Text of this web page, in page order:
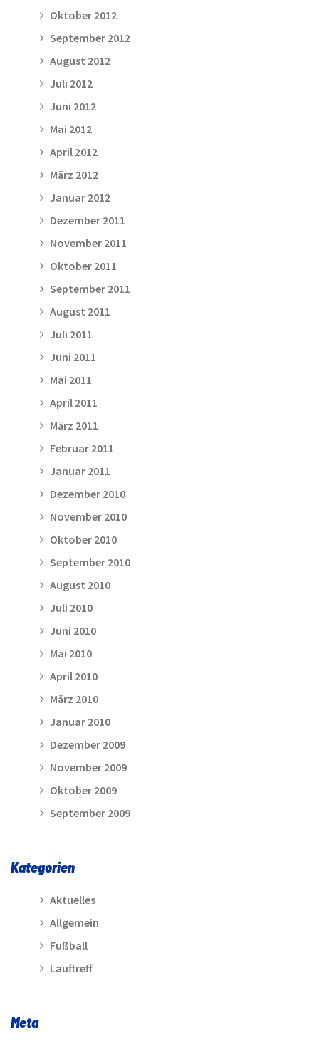
Oktober 2012
September 2012
August 2012
Juli 2012
Juni 2012
Mai 2012
April 2012
März 2012
Januar 2012
Dezember 2011
November 2011
Oktober 2011
September 2011
August 2011
Juli 2011
Juni 2011
Mai 2011
April 2011
März 2011
Februar 2011
Januar 2011
Dezember 2010
November 2010
Oktober 2010
September 2010
August 2010
Juli 2010
Juni 2010
Mai 2010
April 2010
März 2010
Januar 2010
Dezember 2009
November 2009
Oktober 2009
September 2009
Kategorien
Aktuelles
Allgemein
Fußball
Lauftreff
Meta